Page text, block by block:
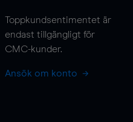
Toppkundsentimentet är
endast tillgängligt för
CMC-kunder.
Ansök om konto